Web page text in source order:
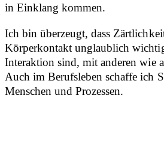
in Einklang kommen.
Ich bin überzeugt, dass
Körperkontakt unglaublich
Interaktion sind, mit anderen wie
Auch im Berufsleben schaffe ich
Menschen und Prozessen.